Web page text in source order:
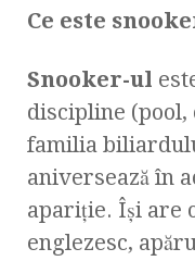
Ce este
Snooker-ul
discipline (pool,
familia
aniversează în
apariţie. Îşi are
englezesc,